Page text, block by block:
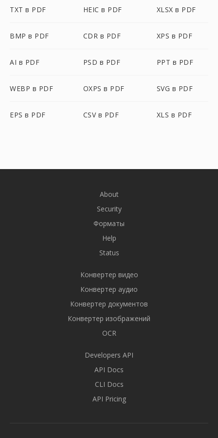
TXT в PDF HEIC в PDF XLSX в PDF
BMP в PDF CDR в PDF XPS в PDF
AI в PDF PSD в PDF PPT в PDF
WEBP в PDF OXPS в PDF SVG в PDF
EPS в PDF CSV в PDF XLS в PDF
About
Security
Форматы
Help
Status
Конвертер видео
Конвертер аудио
Конвертер документов
Конвертер изображений
OCR
Developers API
API Docs
CLI Docs
API Pricing